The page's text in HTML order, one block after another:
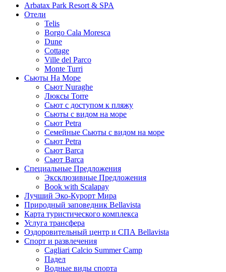
Arbatax Park Resort & SPA
Отели
Telis
Borgo Cala Moresca
Dune
Cottage
Ville del Parco
Monte Turri
Сьюты На Море
Сьют Nuraghe
Люксы Torre
Сьют с доступом к пляжу
Сьюты с видом на море
Сьют Petra
Семейные Сьюты с видом на море
Сьют Petra
Сьют Barca
Сьют Barca
Специальные Предложения
Эксклюзивные Предложения
Book with Scalapay
Лучший Эко-Курорт Мира
Природный заповедник Bellavista
Карта туристического комплекса
Услуга трансфера
Оздоровительный центр и СПА Bellavista
Спорт и развлечения
Cagliari Calcio Summer Camp
Падел
Водные виды спорта